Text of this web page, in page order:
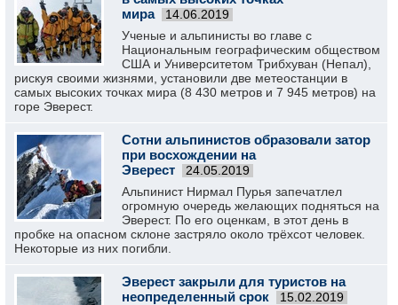
мира
14.06.2019
Ученые и альпинисты во главе с
Национальным географическим обществом
США и Университетом Трибхуван (Непал),
рискуя своими жизнями, установили две метеостанции в
самых высоких точках мира (8 430 метров и 7 945 метров) на
горе Эверест.
Сотни альпинистов образовали затор
при восхождении на
Эверест
24.05.2019
Альпинист Нирмал Пурья запечатлел
огромную очередь желающих подняться на
Эверест. По его оценкам, в этот день в
пробке на опасном склоне застряло около трёхсот человек.
Некоторые из них погибли.
Эверест закрыли для туристов на
неопределенный срок
15.02.2019